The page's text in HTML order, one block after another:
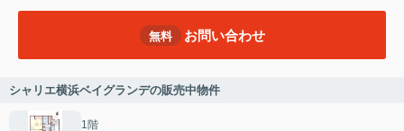
無料 お問い合わせ
シャリエ横浜ベイグランデの販売中物件
1階